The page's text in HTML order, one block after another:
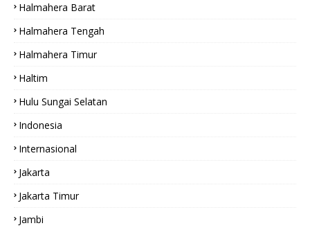
Halmahera Barat
Halmahera Tengah
Halmahera Timur
Haltim
Hulu Sungai Selatan
Indonesia
Internasional
Jakarta
Jakarta Timur
Jambi